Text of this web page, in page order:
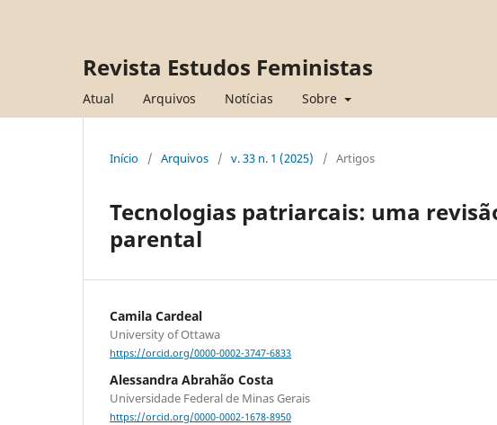
Revista Estudos Feministas
Atual Arquivos Notícias Sobre
Início / Arquivos / v. 33 n. 1 (2025) / Artigos
Tecnologias patriarcais: uma
parental
Camila Cardeal
University of Ottawa
https://orcid.org/0000-0002-3747-6833
Alessandra Abrahão Costa
Universidade Federal de Minas Gerais
https://orcid.org/0000-0002-1678-8950